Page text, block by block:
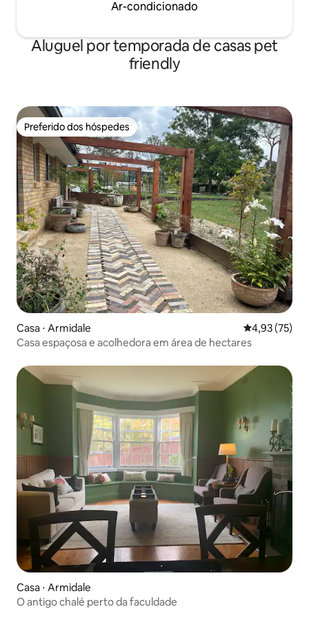
Ar-condicionado
Aluguel por temporada de casas pet
friendly
Preferido dos hóspedes
Preferido dos hóspedes
Casa ⋅ Armidale 4,93 de uma
4,93 (75)
Casa espaçosa e acolhedora em área de hectares
Casa ⋅ Armidale
O antigo chalé perto da faculdade